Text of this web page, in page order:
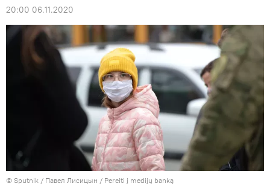
20:00 06.11.2020
© Sputnik / Павел Лисицын / Pereiti į medijų banką